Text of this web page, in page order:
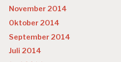
November 2014
Oktober 2014
September 2014
Juli 2014